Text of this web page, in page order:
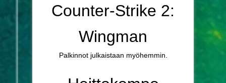
Counter-Strike 2:
Wingman
Palkinnot julkaistaan myöhemmin.